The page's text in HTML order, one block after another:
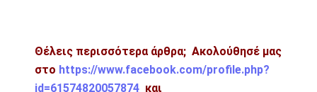
Θέλεις περισσότερα άρθρα; Ακολούθησέ μας
στο https://www.facebook.com/profile.php?
id=61574820057874 και